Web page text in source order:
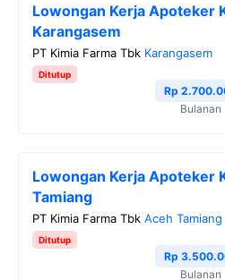
Lowongan Kerja Apoteker
Karangasem
PT Kimia Farma Tbk Karangasem
Ditutup
Rp
Bulanan
Lowongan Kerja Apoteker
Tamiang
PT Kimia Farma Tbk Aceh Tamiang
Ditutup
Rp
Bulanan